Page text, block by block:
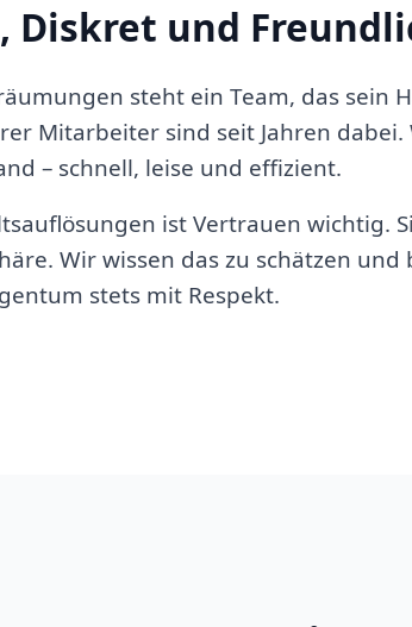
Diskret und
steht ein Team, das sein
Mitarbeiter sind seit Jahren dabei.
– schnell, leise und effizient.
ist Vertrauen wichtig.
Wir wissen das zu schätzen und
stets mit Respekt.